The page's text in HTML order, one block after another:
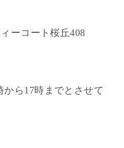
ーコート桜丘408
から17時までとさせて